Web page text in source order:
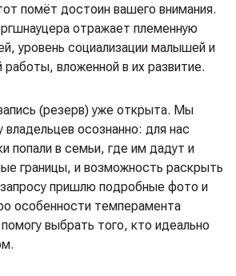
помёт достоин вашего внимания.
отражает племенную
уровень социализации малышей и
вложенной в их развитие.
(резерв) уже открыта. Мы
осознанно: для нас
попали в семьи, где им дадут и
границы, и возможность раскрыть
пришлю подробные фото и
особенности темперамента
выбрать того, кто идеально